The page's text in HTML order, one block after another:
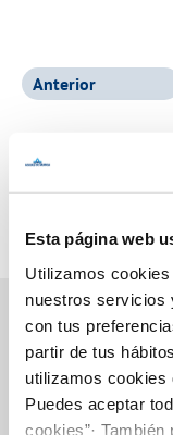
Esta página web
Utilizamos
nuestros servicios
con tus
partir de tus
utilizamos cookies
Puedes aceptar
cookies”·
Anterior
Inicio